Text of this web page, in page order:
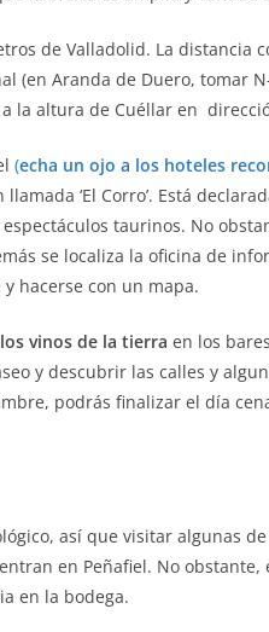
de Valladolid. La distancia
(en Aranda de Duero, tomar
la altura de Cuéllar en
(echa un ojo a los hoteles
llamada ‘El Corro’. Está
taurinos. No
se localiza la oficina de
hacerse con un mapa.
vinos de la tierra en los
y descubrir las calles y
podrás finalizar el día
así que visitar algunas de
en Peñafiel. No
en la bodega.